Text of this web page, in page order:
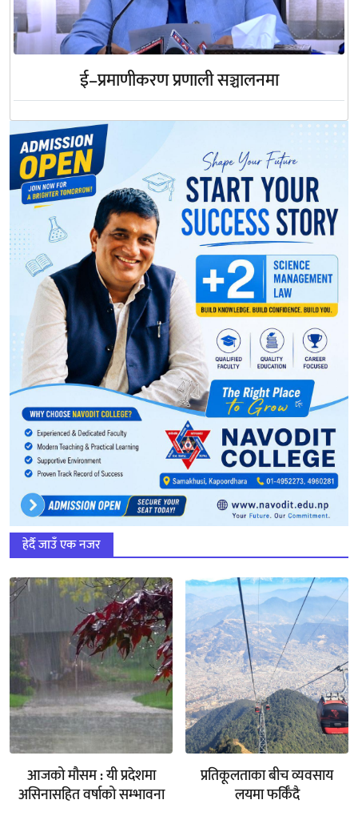
ई–प्रमाणीकरण प्रणाली सञ्चालनमा
हेर्दै जाउँ एक नजर
आजको मौसम : यी प्रदेशमा
असिनासहित वर्षाको सम्भावना
प्रतिकूलताका बीच व्यवसाय
लयमा फर्किँदै